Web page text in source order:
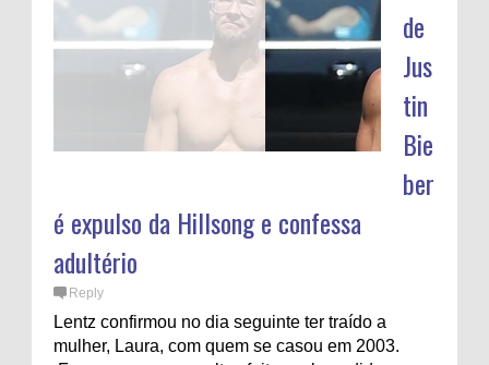
de
Jus
tin
Bie
ber
é expulso da Hillsong e confessa
adultério
Reply
Lentz confirmou no dia seguinte ter traído a
mulher, Laura, com quem se casou em 2003.